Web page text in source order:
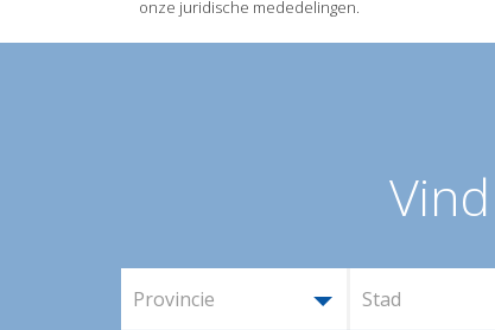
onze juridische mededelingen.
Provincie Stad